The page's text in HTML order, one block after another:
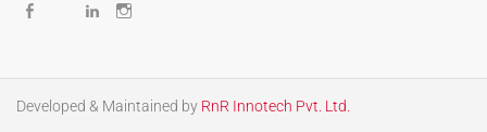
Facebook LinkedIn
Developed & Maintained by RnR Innotech Pvt. Ltd.